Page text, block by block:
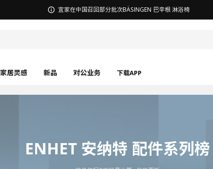
宜家在中国召回部分批次BÄSINGEN 巴辛根 淋浴椅
家居灵感 新品 对公业务 下载APP
ENHET 安纳特 配件系列榜